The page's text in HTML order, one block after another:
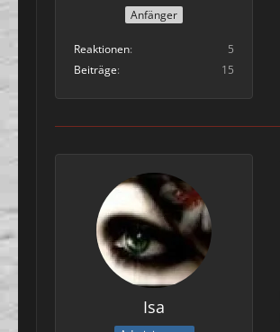
Anfänger
Reaktionen
5
Beiträge
15
Isa